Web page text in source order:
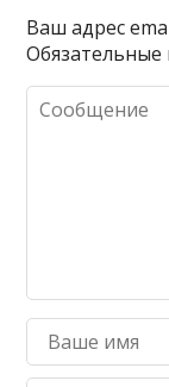
Ваш адрес